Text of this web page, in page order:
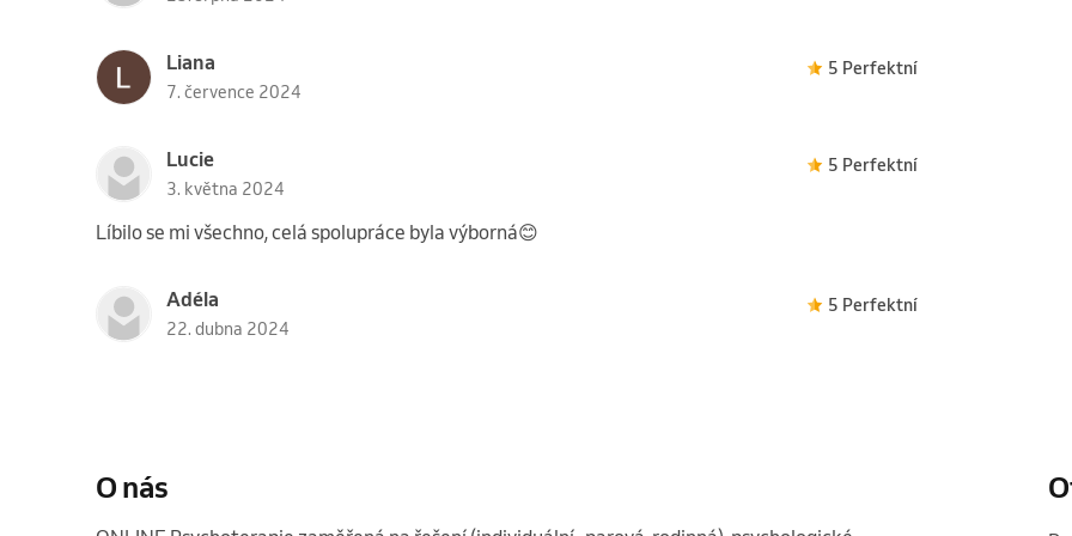
Liana
7. července 2024
5 Perfektní
Lucie
3. května 2024
5 Perfektní
Líbilo se mi všechno, celá spolupráce byla výborná😊
Adéla
22. dubna 2024
5 Perfektní
O nás